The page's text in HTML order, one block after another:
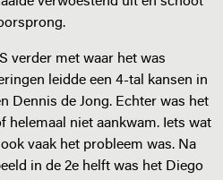
verder met waar het was
leidde een 4-tal kansen in
Dennis de Jong. Echter was het
helemaal niet aankwam. Iets wat
vaak het probleem was. Na
in de 2e helft was het Diego